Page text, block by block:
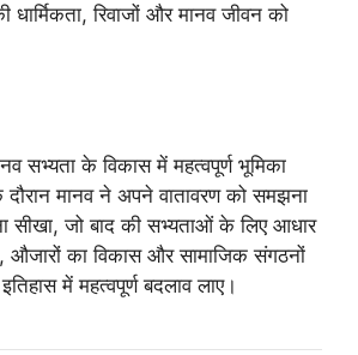
रिवाजों और मानव जीवन को
सभ्यता के विकास में महत्वपूर्ण भूमिका
मानव ने अपने वातावरण को समझना
जो बाद की सभ्यताओं के लिए आधार
औजारों का विकास और सामाजिक संगठनों
में महत्वपूर्ण बदलाव लाए।